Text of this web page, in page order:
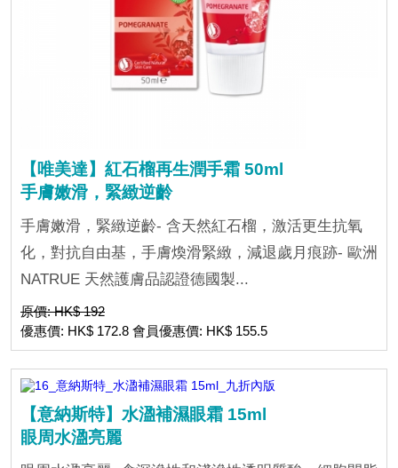
【唯美達】紅石榴再生潤手霜 50ml
手膚嫩滑，緊緻逆齡
手膚嫩滑，緊緻逆齡- 含天然紅石榴，激活更生抗氧
化，對抗自由基，手膚煥滑緊緻，減退歲月痕跡- 歐洲
NATRUE 天然護膚品認證德國製...
原價: HK$ 192
優惠價: HK$ 172.8 會員優惠價: HK$ 155.5
【意納斯特】水溋補濕眼霜 15ml
眼周水溋亮麗